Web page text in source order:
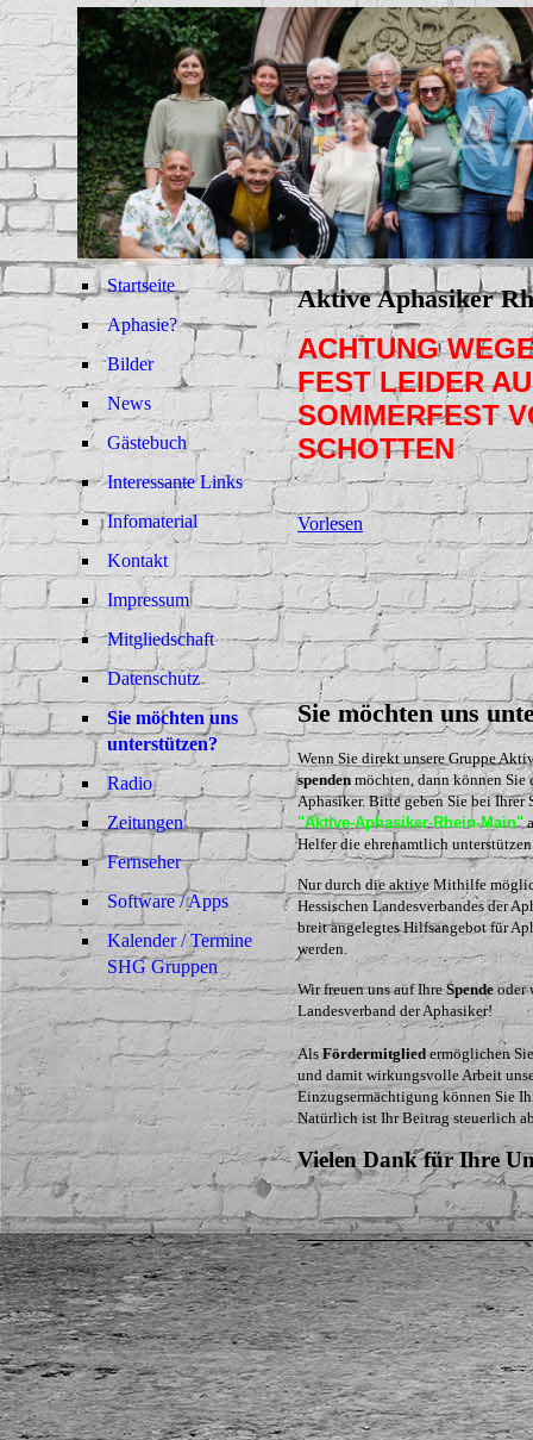
Startseite
Aphasie?
Bilder
News
Gästebuch
Interessante Links
Infomaterial
Kontakt
Impressum
Mitgliedschaft
Datenschutz
Sie möchten uns
unterstützen?
Radio
Zeitungen
Fernseher
Software / Apps
Kalender / Termine
SHG Gruppen
Aktive Aphasiker
ACHTUNG
FEST LEIDER
SOMMERFEST
SCHOTTEN
Sie möchten uns
Wenn Sie direkt unsere Gruppe
spenden möchten, dann können Sie
Aphasiker. Bitte geben Sie bei Ihrer
"Aktive-Aphasiker-Rhein-Main"
Helfer die ehrenamtlich
Nur durch die aktive Mithilfe
Hessischen Landesverbandes der
breit angelegtes Hilfsangebot für
werden.
Wir freuen uns auf IhreSpende oder
Landesverband der Aphasiker!
AlsFördermitgliedermöglichen
und damit wirkungsvolle Arbeit
Einzugsermächtigung können Sie
Natürlich ist Ihr Beitrag steuerlich
Vielen Dank für Ihre